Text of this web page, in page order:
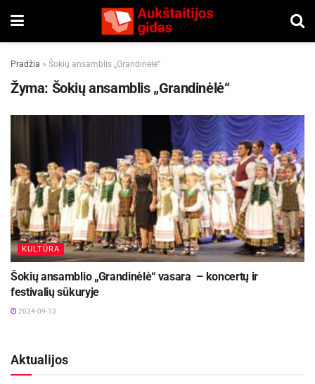
Pradžia » Šokių ansamblis „Grandinėlė“
Žyma: Šokių ansamblis „Grandinėlė“
KULTŪRA
Šokių ansamblio „Grandinėlė“ vasara – koncertų ir
festivalių sūkuryje
2024-09-13
Aktualijos